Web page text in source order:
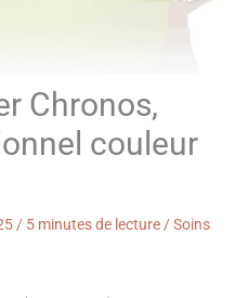
Chronos,
couleur
/ 5 minutes de lecture/Soins